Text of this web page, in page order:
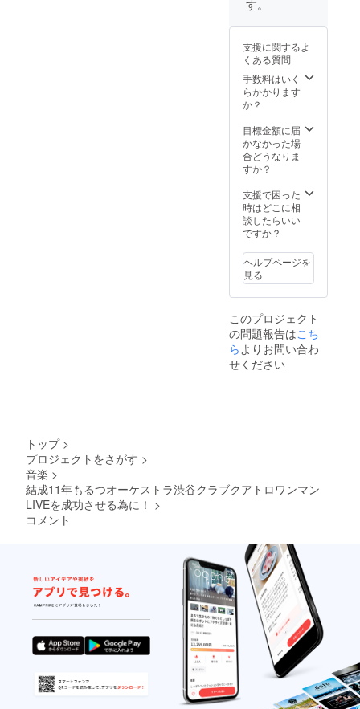
場時に
ドリン
ク代 別
途必要
になり
ます。
ライ
ナー
ノーツ
付 もる
つオー
ケスト
サイン
付 CD
は、プ
GOOD
之介デ
ザイン
の紙
ケット
予定で
す。
い！！
時、必
ず備考
欄に提
灯へ入
お名前
をご記
入くだ
込み。
交通費
別途相
談。
2019年
でスケ
ジュー
ル相談
す。
支援に関するよ
くある質問
手数料はいく
らかかります
か？
目標金額に届
かなかった場
合どうなりま
すか？
支援で困った
時はどこに相
談したらいい
ですか？
ヘルプページを
見る
このプロジェクト
の問題報告はこち
らよりお問い合わ
せください
トップ >
プロジェクトをさがす >
音楽 >
結成11年もるつオーケストラ渋谷クラブクアトロワンマン
LIVEを成功させる為に！ >
コメント